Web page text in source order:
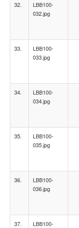
32.
LBB100-
032.jpg
33.
LBB100-
033.jpg
34.
LBB100-
034.jpg
35.
LBB100-
035.jpg
36.
LBB100-
036.jpg
37.
LBB100-